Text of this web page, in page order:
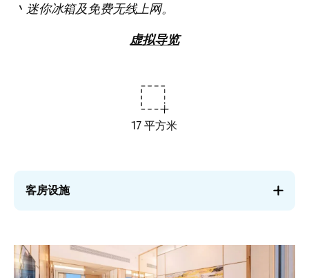
丶迷你冰箱及免费无线上网。
虚拟导览
17 平方米
客房设施
图
像